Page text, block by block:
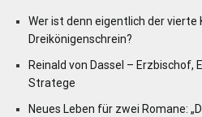
Wer ist denn eigentlich der vierte
Dreikönigenschrein?
Reinald von Dassel –
Stratege
Neues Leben für zwei Romane: